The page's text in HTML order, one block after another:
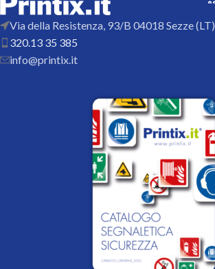
Via della Resistenza, 93/B 04018 Sezze (LT)
320.13 35 385
info@printix.it